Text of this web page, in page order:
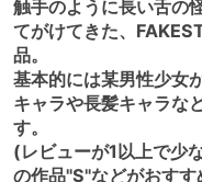
触手のように長い舌の
てがけてきた、
品。
基本的には某男性少女
キャラや長髪キャラな
す。
(レビューが1以上で少
の作品"S"などがおすす